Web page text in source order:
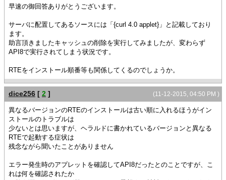
早速の御回答ありがとうございます。
サーバに配置してあるソースには「{curl 4.0 applet}」と記載しており
ます。
助言頂きましたキャッシュの削除を実行してみましたが、変わらず
API8で実行されてしまう状況です。
RTEをインストール順番等も関係してくるのでしょうか。
(11-12-2015, 04:50 PM )
dice256 [ 2 ]
異なるバージョンのRTEのインストールは古い順に入れるほうがイン
ストールのトラブルは
少ないとは思いますが、ヘラルドに書かれているバージョンと異なる
RTEで起動する症状は
残念ながら聞いたことがありません
エラー発生時のアプレットを確認してAPI8だったとのことですが、こ
れは何を確認されたか